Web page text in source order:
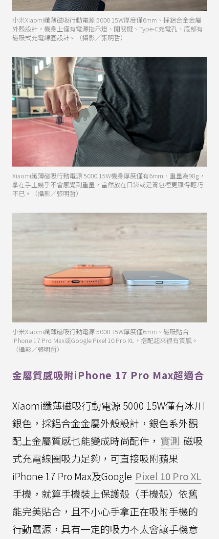
小米Xiaomi纖薄磁吸行動電源 5000 15W厚度僅6mm、採鋁合金金屬
外殼設計，機身上僅有電源指示燈、開關鍵、Type-C充電孔、底部有
磁吸式充電線圈設計。（攝影／張明哲）
Xiaomi纖薄磁吸行動電源 5000 15W機身厚度僅有6mm、重量為98g，
拿在手上幾乎不會感覺到重量，當然放在口袋或是背包裡更顯得輕巧
不已。（攝影／張明哲）
小米Xiaomi纖薄磁吸行動電源 5000 15W厚度僅6mm、磁吸貼合
iPhone 17 Pro Max或Google Pixel 10 Pro XL，搭配起來很有質感。
（攝影／張明哲）
金屬質感吸附iPhone 17 Pro Max超適合
Xiaomi纖薄磁吸行動電源 5000 15W僅有冰川
銀色，採鋁合金金屬外殼設計，銀色系外觀
配上金屬質感也能變成時尚配件， 實測 磁吸
式充電線圈吸力足夠，可直接吸附蘋果
iPhone 17 Pro Max及Google Pixel 10 Pro XL
手機，就算手機裝上保護殼（手機殼）依舊
能完美貼合，且不小心手拿正在吸附手機的
行動電源，具有一定的吸力不太會讓手機意